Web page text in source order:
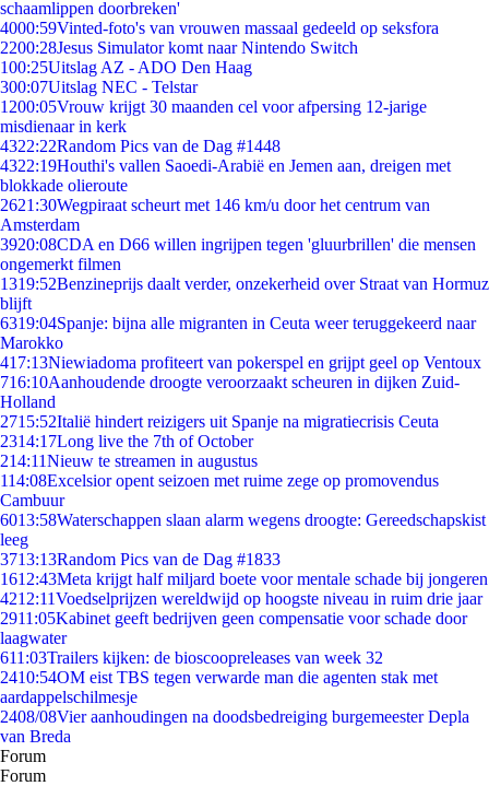
schaamlippen doorbreken'
4000:59Vinted-foto's van vrouwen massaal gedeeld op seksfora
2200:28Jesus Simulator komt naar Nintendo Switch
100:25Uitslag AZ - ADO Den Haag
300:07Uitslag NEC - Telstar
1200:05Vrouw krijgt 30 maanden cel voor afpersing 12-jarige
misdienaar in kerk
4322:22Random Pics van de Dag #1448
4322:19Houthi's vallen Saoedi-Arabië en Jemen aan, dreigen met
blokkade olieroute
2621:30Wegpiraat scheurt met 146 km/u door het centrum van
Amsterdam
3920:08CDA en D66 willen ingrijpen tegen 'gluurbrillen' die mensen
ongemerkt filmen
1319:52Benzineprijs daalt verder, onzekerheid over Straat van Hormuz
blijft
6319:04Spanje: bijna alle migranten in Ceuta weer teruggekeerd naar
Marokko
417:13Niewiadoma profiteert van pokerspel en grijpt geel op Ventoux
716:10Aanhoudende droogte veroorzaakt scheuren in dijken Zuid-
Holland
2715:52Italië hindert reizigers uit Spanje na migratiecrisis Ceuta
2314:17Long live the 7th of October
214:11Nieuw te streamen in augustus
114:08Excelsior opent seizoen met ruime zege op promovendus
Cambuur
6013:58Waterschappen slaan alarm wegens droogte: Gereedschapskist
leeg
3713:13Random Pics van de Dag #1833
1612:43Meta krijgt half miljard boete voor mentale schade bij jongeren
4212:11Voedselprijzen wereldwijd op hoogste niveau in ruim drie jaar
2911:05Kabinet geeft bedrijven geen compensatie voor schade door
laagwater
611:03Trailers kijken: de bioscoopreleases van week 32
2410:54OM eist TBS tegen verwarde man die agenten stak met
aardappelschilmesje
2408/08Vier aanhoudingen na doodsbedreiging burgemeester Depla
van Breda
Forum
Forum